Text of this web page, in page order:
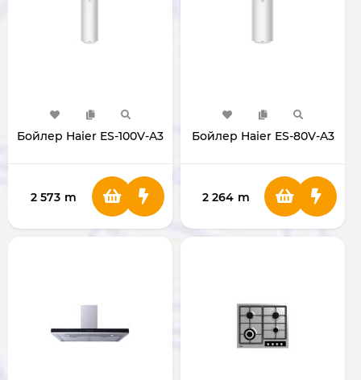
Бойлер Haier ES-100V-A3
2 573 m
Бойлер Haier ES-80V-A3
2 264 m